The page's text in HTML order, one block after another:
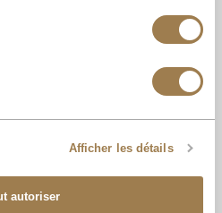
Afficher les détails
autoriser